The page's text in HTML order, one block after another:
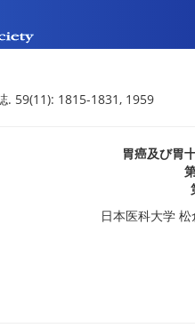
. 59(11): 1815-1831, 1959
胃癌及び胃
日本医科大学